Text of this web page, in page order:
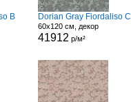
B Dorian Gray Fiordaliso C
60x120 см, декор
41912 р/м²